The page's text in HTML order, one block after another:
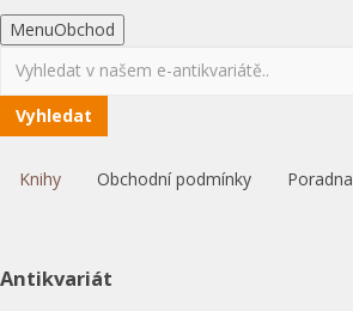
MenuObchod
Vyhledat
Knihy Obchodní podmínky Poradna
Antikvariát